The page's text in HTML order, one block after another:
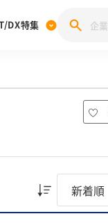
記投稿キャンペーン
職ブランド調査
DX特集